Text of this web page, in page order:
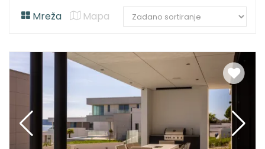
Mreža Mapa